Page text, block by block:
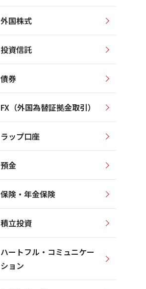
外国株式
投資信託
債券
FX（外国為替証拠金取引）
ラップ口座
預金
保険・年金保険
積立投資
ハートフル・コミュニケー
ション